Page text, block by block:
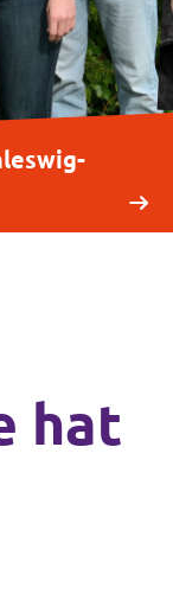
hat